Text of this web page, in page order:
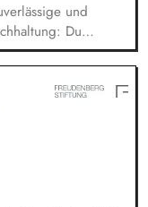
und
Du
Debitoren,
bei Lohn-
Meldewesen.
sowie
Dich in